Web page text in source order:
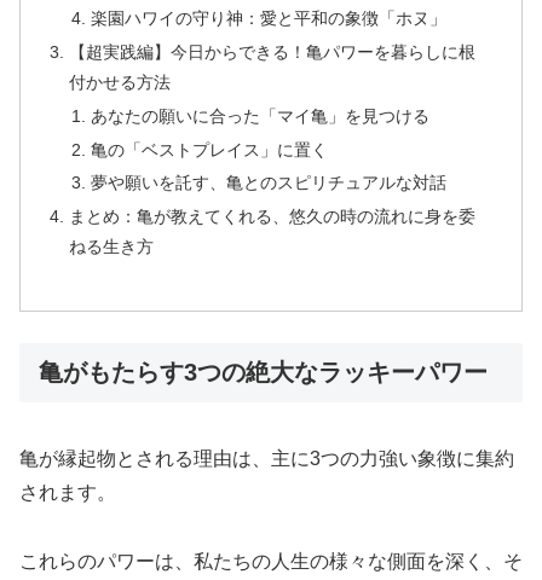
楽園ハワイの守り神：愛と平和の象徴「ホヌ」
【超実践編】今日からできる！亀パワーを暮らしに根
付かせる方法
あなたの願いに合った「マイ亀」を見つける
亀の「ベストプレイス」に置く
夢や願いを託す、亀とのスピリチュアルな対話
まとめ：亀が教えてくれる、悠久の時の流れに身を委
ねる生き方
亀がもたらす3つの絶大なラッキーパワー
亀が縁起物とされる理由は、主に3つの力強い象徴に集約
されます。
これらのパワーは、私たちの人生の様々な側面を深く、そ